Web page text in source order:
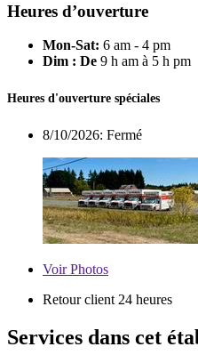
Heures d’ouverture
Mon-Sat: 6 am - 4 pm
Dim : De 9 h am à 5 h pm
Heures d'ouverture spéciales
8/10/2026: Fermé
VoirPhotos
Retour client 24 heures
Services dans cet